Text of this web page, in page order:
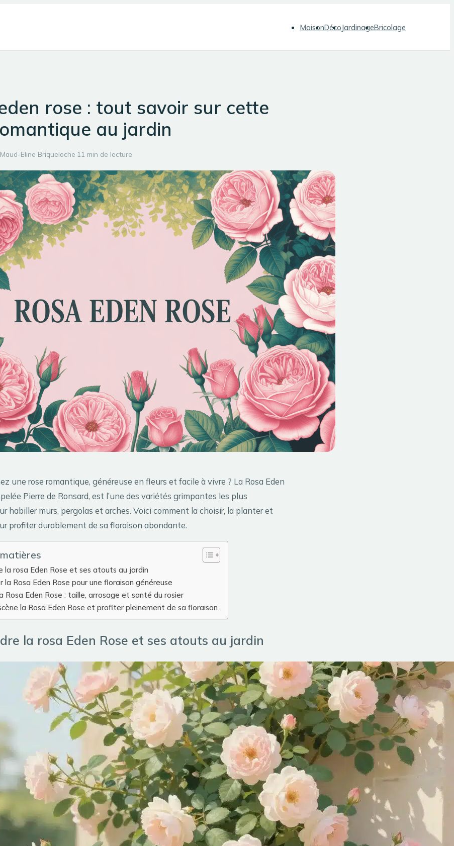
MaisonDécoJardinageBricolage
rose : tout savoir sur cette
au jardin
Maud-Eline Briqueloche·11 min de lecture
une rose romantique, généreuse en fleurs et facile à vivre ? La Rosa Eden
Pierre de Ronsard, est l’une des variétés grimpantes les plus
habiller murs, pergolas et arches. Voici comment la choisir, la planter et
profiter durablement de sa floraison abondante.
la rosa Eden Rose et ses atouts au jardin
la Rosa Eden Rose pour une floraison généreuse
Rosa Eden Rose : taille, arrosage et santé du rosier
la Rosa Eden Rose et profiter pleinement de sa floraison
la rosa Eden Rose et ses atouts au jardin